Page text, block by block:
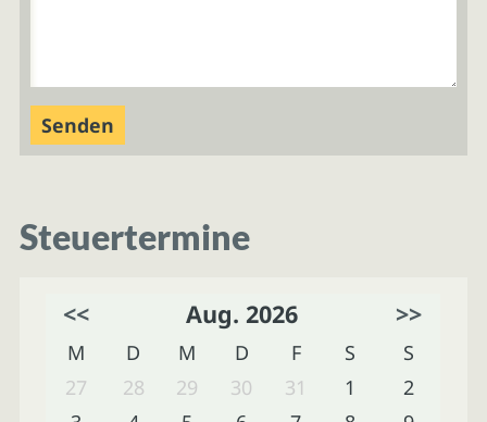
Steuertermine
<< Aug. 2026 >>
M D M D F S
S
27
28 29 30 31 1
2